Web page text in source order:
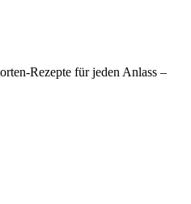
Rezepte für jeden Anlass –